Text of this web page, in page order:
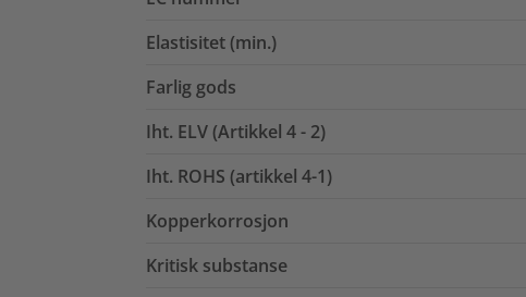
Elastisitet (min.)
Farlig gods
Iht. ELV (Artikkel 4 - 2)
Iht. ROHS (artikkel 4-1)
Kopperkorrosjon
Kritisk substanse